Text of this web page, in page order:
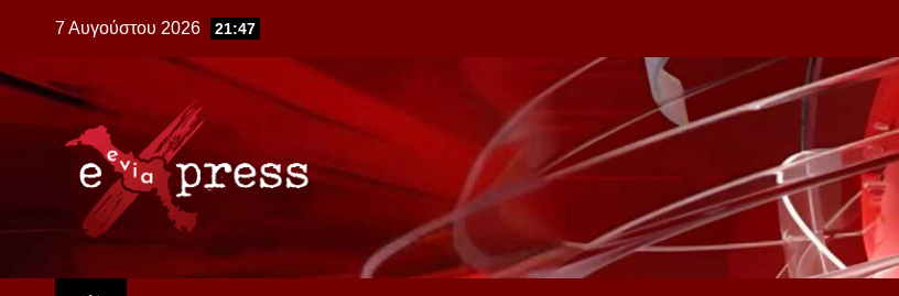
content
7 Αυγούστου 2026 21:47